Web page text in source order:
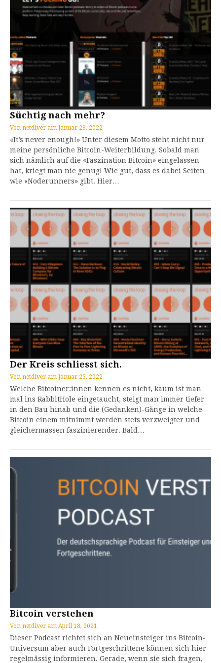
Süchtig nach mehr?
Von netdiver am Januar 29, 2022
«It’s never enough!» Unter diesem Motto steht nicht nur
meine persönliche Bitcoin-Weiterbildung. Sobald man
sich nämlich auf die «Faszination Bitcoin» eingelassen
hat, kriegt man nie genug! Wie gut, dass es dabei Seiten
wie «Noderunners» gibt. Hier…
Der Kreis schliesst sich.
Von netdiver am Januar 23, 2022
Welche Bitcoiner:innen kennen es nicht, kaum ist man
mal ins RabbitHole eingetaucht, steigt man immer tiefer
in den Bau hinab und die (Gedanken)-Gänge in welche
Bitcoin einem mitnimmt werden stets verzweigter und
gleichermassen faszinierender. Bald…
Bitcoin verstehen
Von netdiver am April 18, 2021
Dieser Podcast richtet sich an Neueinsteiger ins Bitcoin-
Universum aber auch Fortgeschrittene können sich hier
regelmässig informieren. Gerade, wenn sie sich fragen,